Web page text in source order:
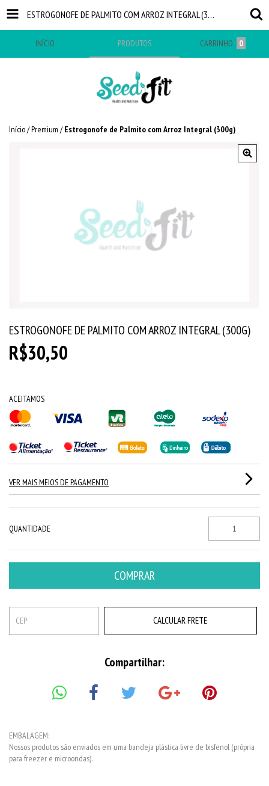
ESTROGONOFE DE PALMITO COM ARROZ INTEGRAL (300G)
INÍCIO PRODUTOS CARRINHO 0
Início/Premium / Estrogonofe de Palmito com Arroz Integral (300g)
ESTROGONOFE DE PALMITO COM ARROZ INTEGRAL (300G)
R$30,50
ACEITAMOS
VER MAIS MEIOS DE PAGAMENTO
QUANTIDADE
CALCULAR FRETE
Compartilhar:
EMBALAGEM:
Nossos produtos são enviados em uma bandeja plástica livre de bisfenol (própria
para freezer e microondas).